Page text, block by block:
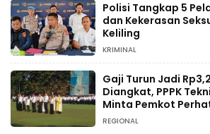
Polisi Tangkap 5
dan Kekerasan
Keliling
KRIMINAL
Gaji Turun Jadi
Diangkat, PPPK
Minta Pemkot
Kesejahteraan
REGIONAL